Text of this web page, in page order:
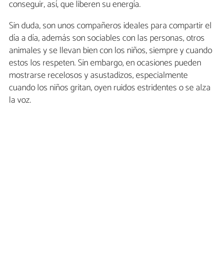
conseguir, así, que liberen su energía.
Sin duda, son unos compañeros ideales para compartir el
día a día, además son sociables con las personas, otros
animales y se llevan bien con los niños, siempre y cuando
estos los respeten. Sin embargo, en ocasiones pueden
mostrarse recelosos y asustadizos, especialmente
cuando los niños gritan, oyen ruidos estridentes o se alza
la voz.